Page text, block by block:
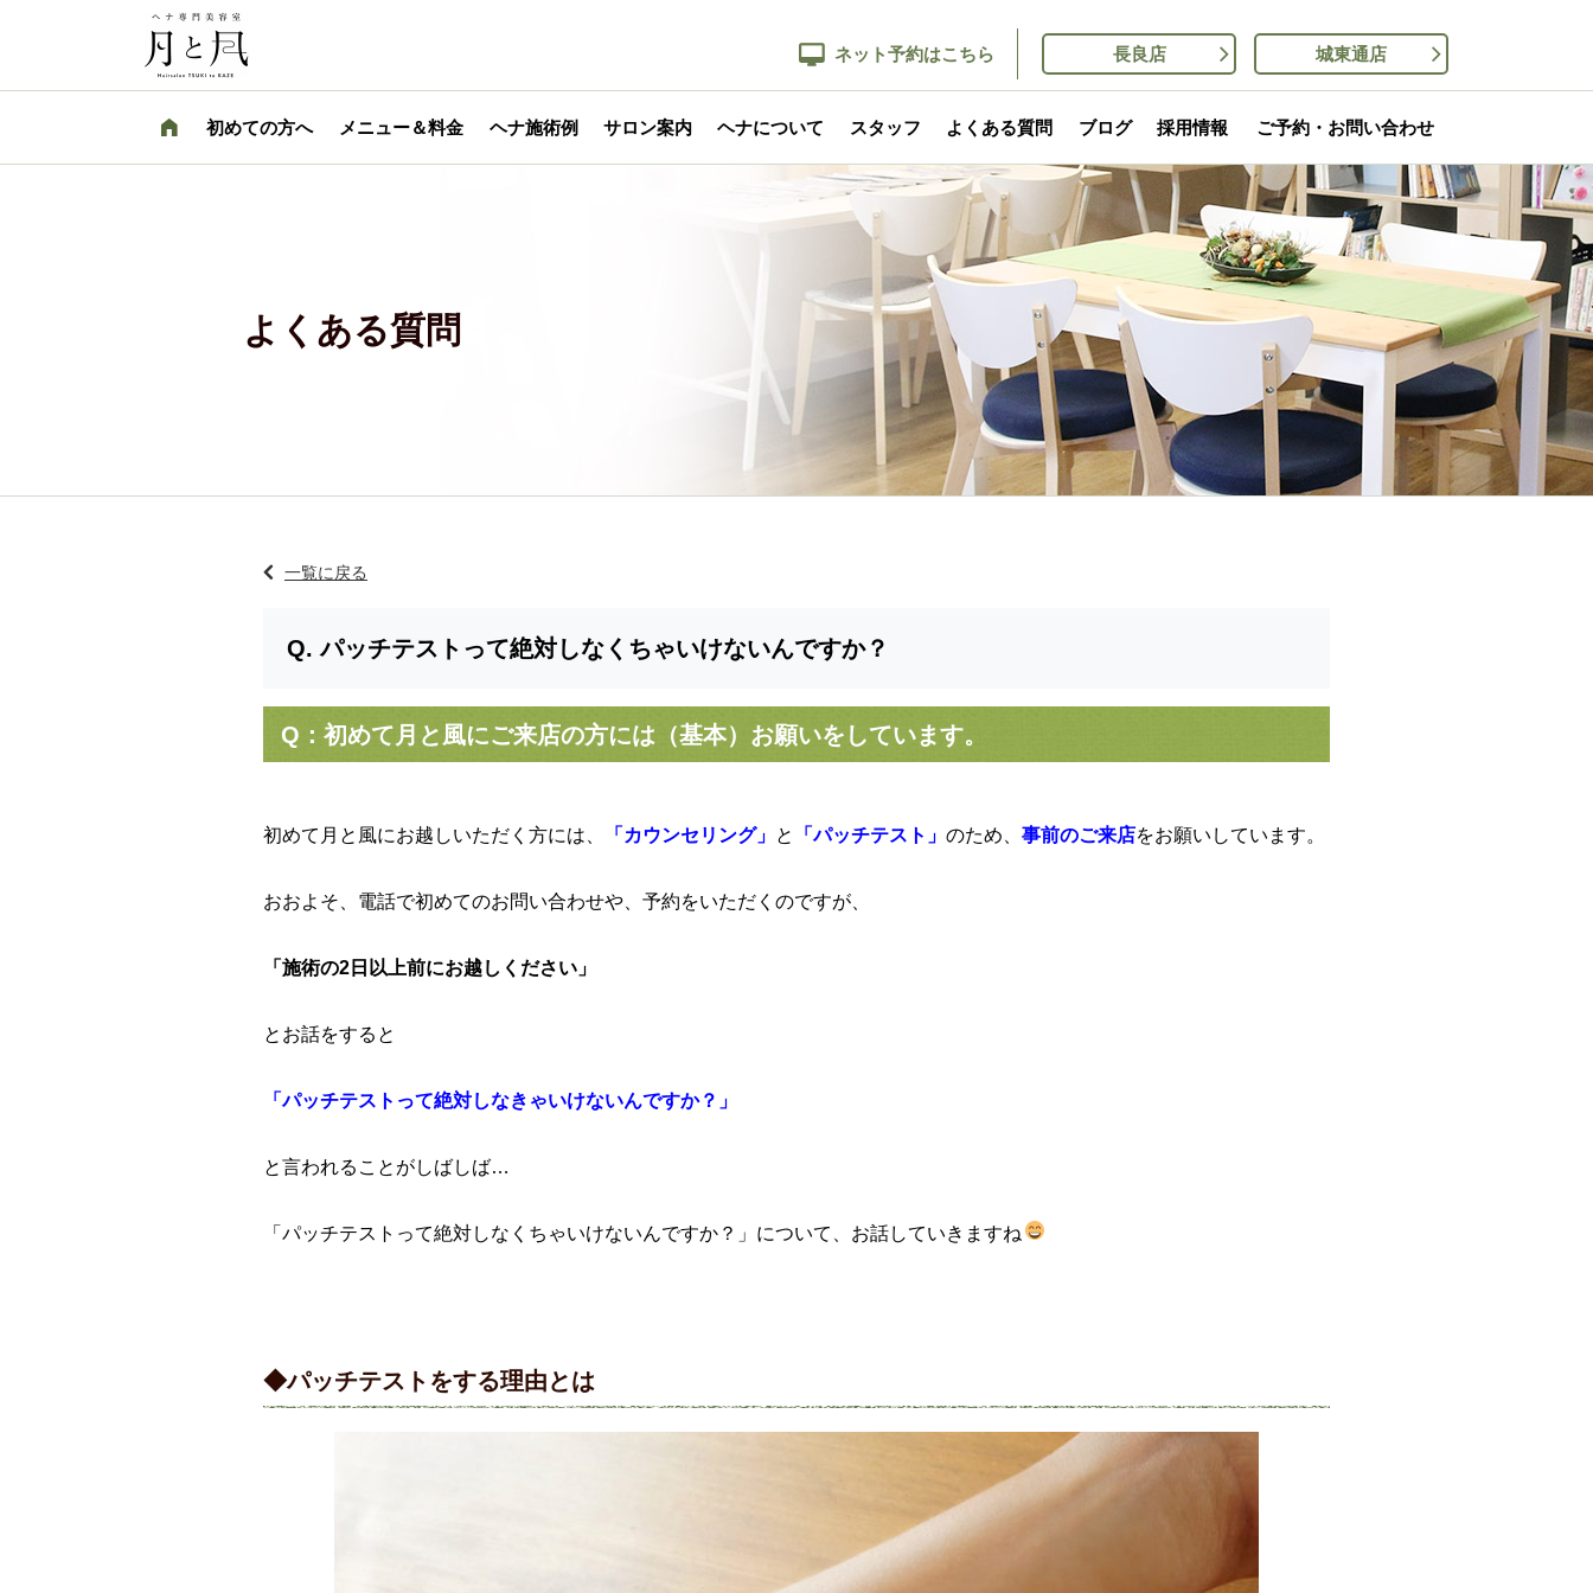
ネット予約はこちら 長良店 城東通店
初めての方へ メニュー＆料金 ヘナ施術例 サロン案内 ヘナについて スタッフ よくある質問 ブログ 採用情報 ご予約・お問い合わせ
よくある質問
一覧に戻る
パッチテストって絶対しなくちゃいけないんですか？
Q：初めて月と風にご来店の方には（基本）お願いをしています。
初めて月と風にお越しいただく方には、 「カウンセリング」 と 「パッチテスト」 のため、 事前のご来店をお願いしています。
おおよそ、電話で初めてのお問い合わせや、予約をいただくのですが、
「施術の2日以上前にお越しください」
とお話をすると
「パッチテストって絶対しなきゃいけないんですか？」
と言われることがしばしば…
「パッチテストって絶対しなくちゃいけないんですか？」について、お話していきますね
◆パッチテストをする理由とは